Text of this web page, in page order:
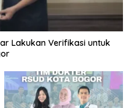
Lakukan Verifikasi untuk